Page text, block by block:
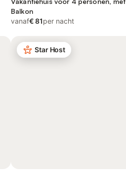
Balkon
vanaf€ 81per nacht
Star Host